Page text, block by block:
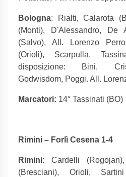
Bologna: Rialti, Calarota
(Monti), D'Alessandro, De
(Salvo), All. Lorenzo
(Orioli), Scarpulla,
disposizione: Bini,
Godwisdom, Poggi. All.
Marcatori: 14° Tassinati (BO)
Rimini – Forlì Cesena 1-4
Rimini: Cardelli
(Bresciani), Orioli,